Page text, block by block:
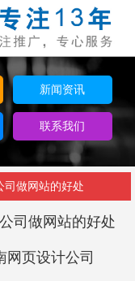
新闻资讯
联系我们
司做网站的好处
司做网站的好处
页设计公司